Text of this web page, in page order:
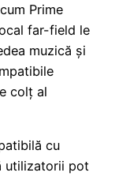
Prime
far-field le
muzică și
colț al
cu
utilizatorii pot